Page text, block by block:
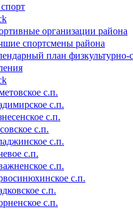
организации района
спортсмены района
план
с.п.
с.п.
с.п.
с.п.
с.п.
с.п.
с.п.
с.п.
с.п.
с.п.